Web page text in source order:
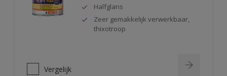
Halfglans
Zeer gemakkelijk verwerkbaar,
thixotroop
Vergelijk